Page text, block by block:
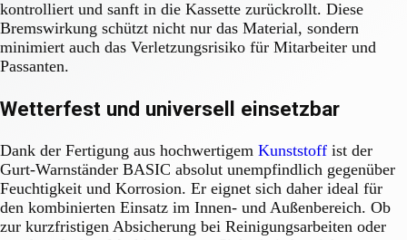
kontrolliert und sanft in die Kassette zurückrollt. Diese
Bremswirkung schützt nicht nur das Material, sondern
minimiert auch das Verletzungsrisiko für Mitarbeiter und
Passanten.
Wetterfest und universell einsetzbar
Dank der Fertigung aus hochwertigem Kunststoff ist der
Gurt-Warnständer BASIC absolut unempfindlich gegenüber
Feuchtigkeit und Korrosion. Er eignet sich daher ideal für
den kombinierten Einsatz im Innen- und Außenbereich. Ob
zur kurzfristigen Absicherung bei Reinigungsarbeiten oder